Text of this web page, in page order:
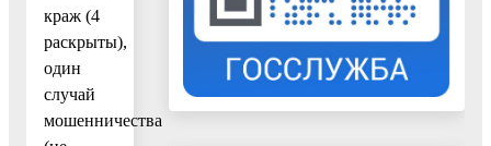
краж (4
раскрыты),
один
случай
мошенничества